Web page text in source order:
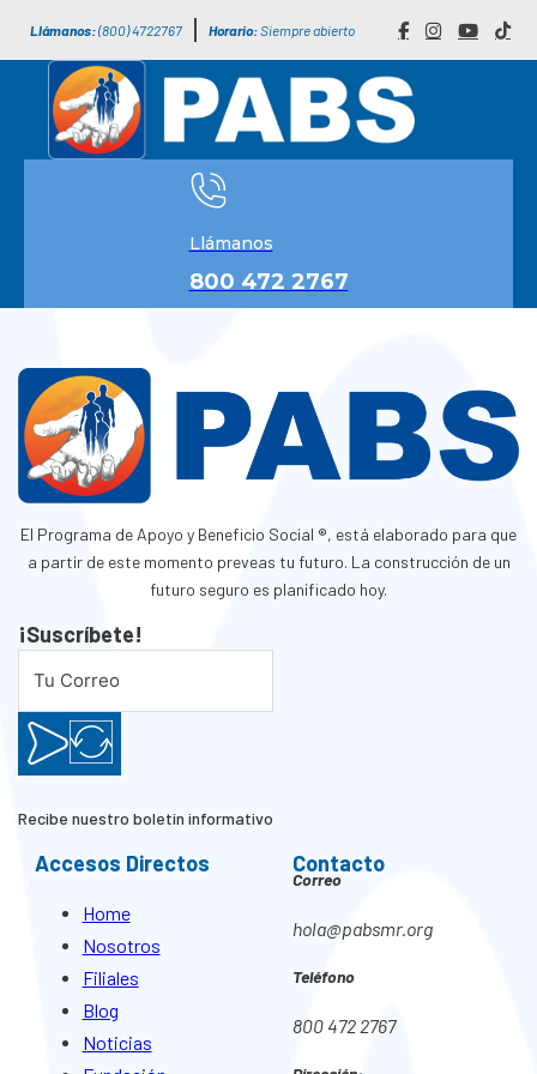
Llámanos:(800) 4722767 Horario:Siempre abierto
Llámanos
800 472 2767
El Programa de Apoyo y Beneficio Social ®, está elaborado para que
a partir de este momento preveas tu futuro. La construcción de un
futuro seguro es planificado hoy.
¡Suscríbete!
Recibe nuestro boletín informativo
Accesos Directos
Home
Nosotros
Filiales
Blog
Noticias
Contacto
Correo
hola@pabsmr.org
Teléfono
800 472 2767